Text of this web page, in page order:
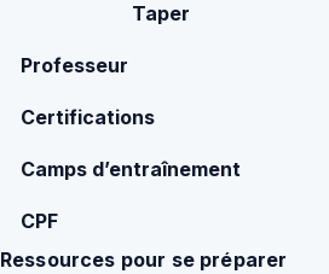
Taper
Professeur
Certifications
Camps d’entraînement
CPF
Ressources pour se préparer